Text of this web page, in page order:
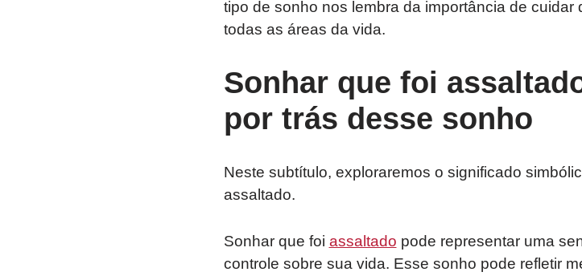
tipo de sonho nos lembra da importância de
todas as áreas da vida.
Sonhar que foi
por trás desse sonho
Neste subtítulo, exploraremos o significado
assaltado.
Sonhar que foi assaltado pode representar uma
controle sobre sua vida. Esse sonho pode refletir